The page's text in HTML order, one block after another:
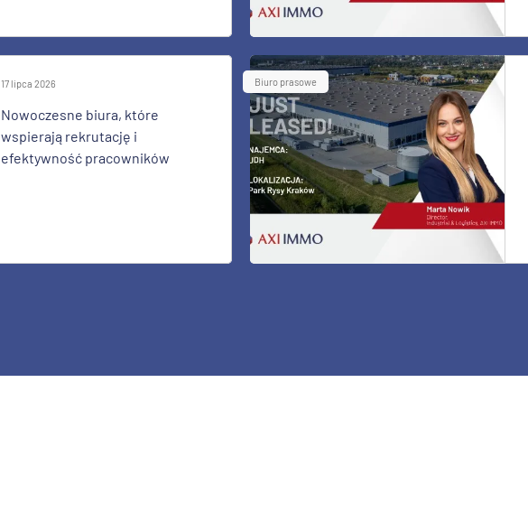
17 lipca 2026
Nowoczesne biura, które
wspierają rekrutację i
efektywność pracowników
Biuro prasowe